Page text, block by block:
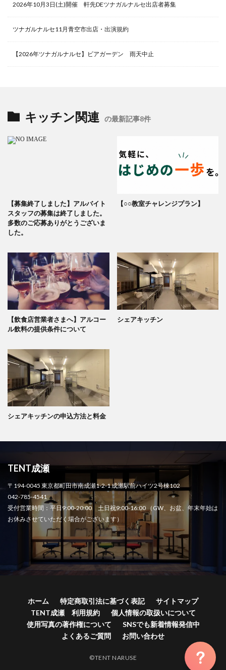
2026年10月3日(土)開催 軒先DEツナガルナルセ出店者募集
ツナガルナルセ11月青空市出店・出演規約
【2026年ツナガルナルセ】ビアガーデン 雨天中止
キッチン関連 の最新記事8件
【募集終了しました】アルバイト
スタッフの募集は終了しました。
多数のご応募ありがとうございま
した。
【○○教室チャレンジプラン】
【飲食店営業者さまへ】アルコー
ル飲料の提供条件について
シェアキッチン
シェアキッチンの申込方法と料金
TENT成瀬
〒194-0045 東京都町田市南成瀬1-2-1 成瀬駅前ハイツ2号棟102
042-785-4541
受付営業時間：平日9:00-20:00 土日祝9:00-16:00 （GW、お盆、年末年始は
お休みさせていただく場合がございます）
ホーム 特定商取引法に基づく表記
サイトマップ
TENT成瀬 利用規約
個人情報の取扱いについて
使用写真の著作権について
SNSでも新着情報発信中
よくあるご質問
お問い合わせ
©TENT NARUSE